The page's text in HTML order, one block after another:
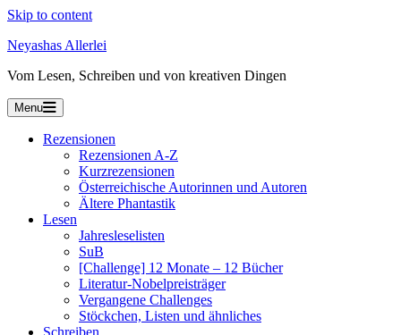
Skip to content
Neyashas Allerlei
Vom Lesen, Schreiben und von kreativen Dingen
Menu
Rezensionen
Rezensionen A-Z
Kurzrezensionen
Österreichische Autorinnen und Autoren
Ältere Phantastik
Lesen
Jahresleselisten
SuB
[Challenge] 12 Monate – 12 Bücher
Literatur-Nobelpreisträger
Vergangene Challenges
Stöckchen, Listen und ähnliches
Schreiben